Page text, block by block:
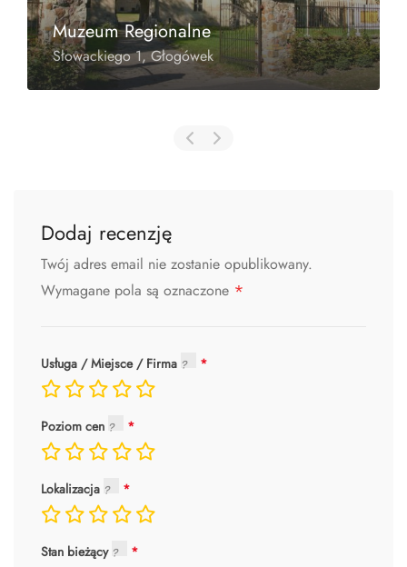
Muzeum Regionalne
Słowackiego 1, Głogówek
Dodaj recenzję
Twój adres email nie zostanie opublikowany.
Wymagane pola są oznaczone *
Usługa / Miejsce / Firma
Poziom cen
Lokalizacja
Stan bieżący